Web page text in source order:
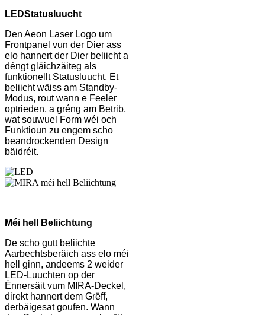
LEDStatusluucht
Den Aeon Laser Logo um
Frontpanel vun der Dier ass
elo hannert der Dier beliicht a
déngt gläichzäiteg als
funktionellt Statusluucht. Et
beliicht wäiss am Standby-
Modus, rout wann e Feeler
optrieden, a gréng am Betrib,
wat souwuel Form wéi och
Funktioun zu engem scho
beandrockenden Design
bäidréit.
Méi hell Beliichtung
De scho gutt beliichte
Aarbechtsberäich ass elo méi
hell ginn, andeems 2 weider
LED-Luuchten op der
Ënnersäit vum MIRA-Deckel,
direkt hannert dem Grëff,
derbäigesat goufen. Wann